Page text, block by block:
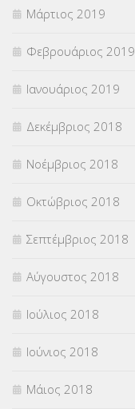
Μάρτιος 2019
Φεβρουάριος 2019
Ιανουάριος 2019
Δεκέμβριος 2018
Νοέμβριος 2018
Οκτώβριος 2018
Σεπτέμβριος 2018
Αύγουστος 2018
Ιούλιος 2018
Ιούνιος 2018
Μάιος 2018